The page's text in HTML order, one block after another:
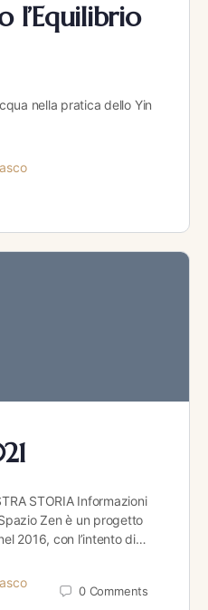
l’Equilibrio
nella pratica dello Yin
STORIA Informazioni
Zen è un progetto
2016, con l’intento di…
0 Comments